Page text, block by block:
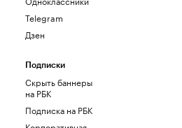
Telegram
Дзен
Подписки
Скрыть баннеры
на РБК
Подписка на РБК